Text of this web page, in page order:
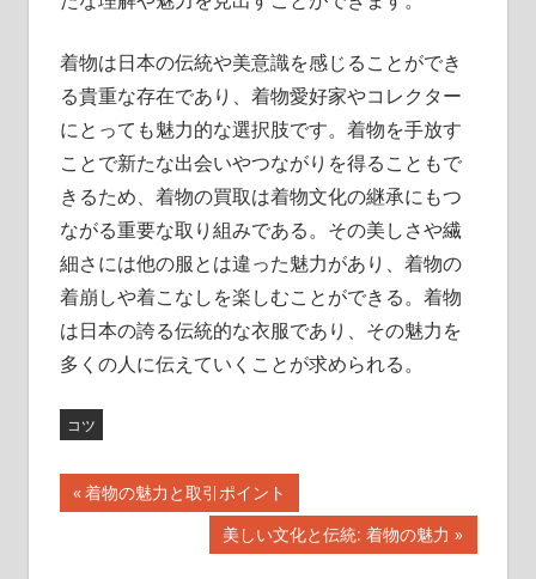
着物は日本の伝統や美意識を感じることができ
る貴重な存在であり、着物愛好家やコレクター
にとっても魅力的な選択肢です。着物を手放す
ことで新たな出会いやつながりを得ることもで
きるため、着物の買取は着物文化の継承にもつ
ながる重要な取り組みである。その美しさや繊
細さには他の服とは違った魅力があり、着物の
着崩しや着こなしを楽しむことができる。着物
は日本の誇る伝統的な衣服であり、その魅力を
多くの人に伝えていくことが求められる。
コツ
投
前
着物の魅力と取引ポイント
次
美しい文化と伝統: 着物の魅力